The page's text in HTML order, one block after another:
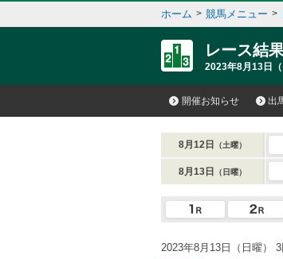
ホーム > 競馬メニュー >
レース結
2023年8月13日
開催お知らせ 出
8月12日 （土曜）
8月13日 （日曜）
2023年8月13日（日曜） 3